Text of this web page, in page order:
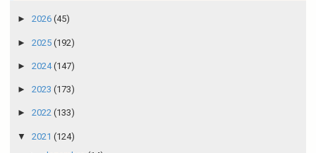
► 2026 (45)
► 2025 (192)
► 2024(147)
► 2023 (173)
► 2022 (133)
▼ 2021 (124)